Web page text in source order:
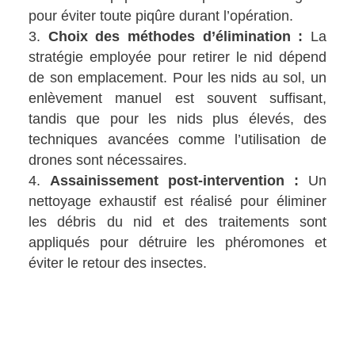
pour éviter toute piqûre durant l’opération.
Choix des méthodes d’élimination : La
stratégie employée pour retirer le nid dépend
de son emplacement. Pour les nids au sol, un
enlèvement manuel est souvent suffisant,
tandis que pour les nids plus élevés, des
techniques avancées comme l’utilisation de
drones sont nécessaires.
Assainissement post-intervention : Un
nettoyage exhaustif est réalisé pour éliminer
les débris du nid et des traitements sont
appliqués pour détruire les phéromones et
éviter le retour des insectes.